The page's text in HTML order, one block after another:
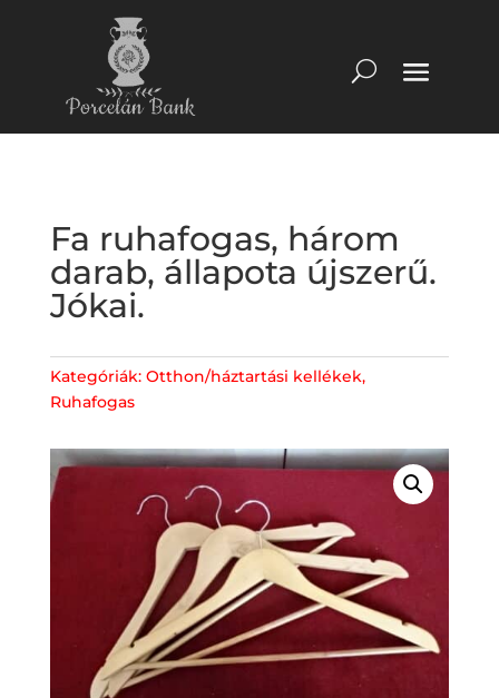
Fa ruhafogas, három
darab, állapota újszerű.
Jókai.
Kategóriák: Otthon/háztartási kellékek,
Ruhafogas